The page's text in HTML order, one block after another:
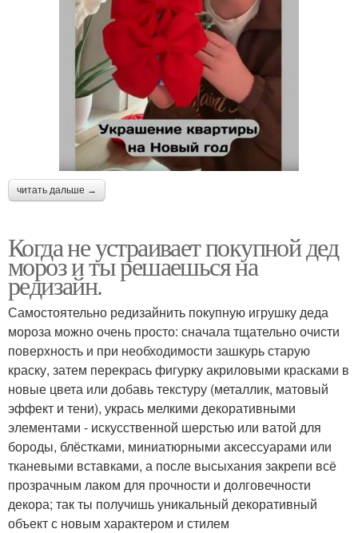
читать дальше →
Когда не устраивает покупной дед
мороз и ты решаешься на
редизайн.
Самостоятельно редизайнить покупную игрушку деда
мороза можно очень просто: сначала тщательно очисти
поверхность и при необходимости зашкурь старую
краску, затем перекрась фигурку акриловыми красками в
новые цвета или добавь текстуру (металлик, матовый
эффект и тени), укрась мелкими декоративными
элементами - искусственной шерстью или ватой для
бороды, блёстками, миниатюрными аксессуарами или
тканевыми вставками, а после высыхания закрепи всё
прозрачным лаком для прочности и долговечности
декора; так ты получишь уникальный декоративный
объект с новым характером и стилем